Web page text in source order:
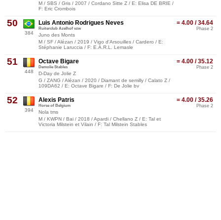
M / SBS / Gris / 2007 / Cordano Sitte Z / E: Elisa DE BRIE /
F: Eric Crombois
50
384
= 4.00 / 34.64
Phase 2
Luis Antonio Rodrigues Neves
Ruiterclub Azelhof vzw
Juno des Monts
M / SF / Alézan / 2019 / Vigo d'Arsouilles / Cardero / E:
Stéphanie Laruccia / F: E.A.R.L. Lemasle
51
448
= 4.00 / 35.12
Phase 2
Octave Bigare
Demolie Stables
D-Day de Jolie Z
G / ZANG / Alézan / 2020 / Diamant de semilly / Calato Z /
109DA62 / E: Octave Bigare / F: De Jolie bv
52
394
= 4.00 / 35.26
Phase 2
Alexis Patris
Horse of Belgium
Nola tms
M / KWPN / Bai / 2018 / Apardi / Chellano Z / E: Tal et
Victoria Milstein et Vilain / F: Tal Milstein Stables